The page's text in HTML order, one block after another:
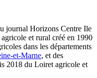
journal Horizons Centre Ile
et rural créé en 1990
dans les départements
et-Marne, et des
2018 du Loiret agricole et